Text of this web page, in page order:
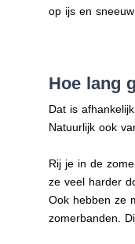
op ijs en
Hoe lang
Dat is
Natuurlijk ook
Rij je in de
ze veel harder
Ook hebben ze
zomerbanden.